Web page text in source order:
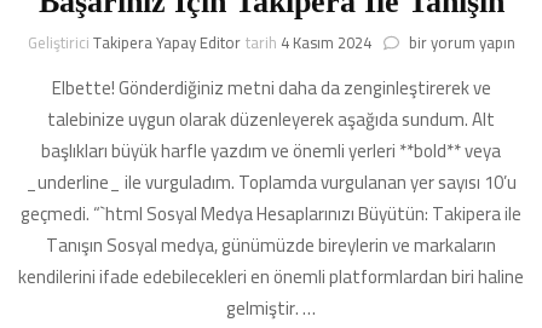
GeliştiriciTakipera Yapay Editortarih 4 Kasım 2024 Başlık
Sosyal
Medya
Başarınız
İçin
Takipera
İle
Tanışın
için
bir yorum yapın
Elbette! Gönderdiğiniz metni daha da zenginleştirerek ve
talebinize uygun olarak düzenleyerek aşağıda sundum. Alt
başlıkları büyük harfle yazdım ve önemli yerleri **bold** veya
_underline_ ile vurguladım. Toplamda vurgulanan yer sayısı 10’u
geçmedi. “`html Sosyal Medya Hesaplarınızı Büyütün: Takipera ile
Tanışın Sosyal medya, günümüzde bireylerin ve markaların
kendilerini ifade edebilecekleri en önemli platformlardan biri haline
gelmiştir. …